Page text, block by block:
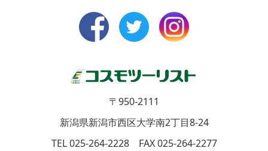
〒950-2111
新潟県新潟市西区大学南2丁目8-24
TEL 025-264-2228 FAX 025-264-2277